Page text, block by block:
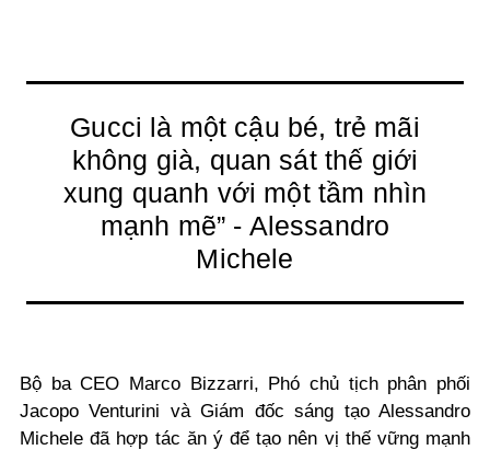
Gucci là một cậu bé, trẻ mãi
không già, quan sát thế giới
xung quanh với một tầm nhìn
mạnh mẽ” - Alessandro
Michele
Bộ ba CEO Marco Bizzarri, Phó chủ tịch phân phối
Jacopo Venturini và Giám đốc sáng tạo Alessandro
Michele đã hợp tác ăn ý để tạo nên vị thế vững mạnh